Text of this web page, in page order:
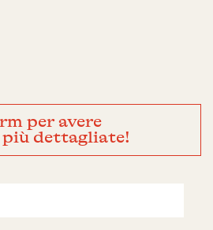
per avere
dettagliate!